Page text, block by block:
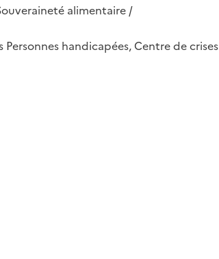
alimentaire /
handicapées, Centre de crises